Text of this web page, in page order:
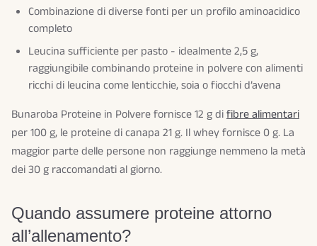
Combinazione di diverse fonti per un profilo aminoacidico
completo
Leucina sufficiente per pasto - idealmente 2,5 g,
raggiungibile combinando proteine in polvere con alimenti
ricchi di leucina come lenticchie, soia o fiocchi d’avena
Bunaroba Proteine in Polvere fornisce 12 g difibre alimentari
per 100 g, le proteine di canapa 21 g. Il whey fornisce 0 g. La
maggior parte delle persone non raggiunge nemmeno la metà
dei 30 g raccomandati al giorno.
Quando assumere proteine attorno
all’allenamento?